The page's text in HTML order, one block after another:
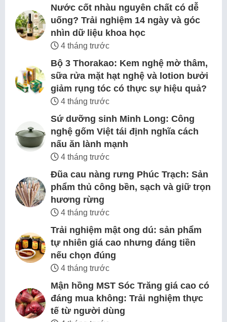
Nước cốt nhàu nguyên chất có dễ
uống? Trải nghiệm 14 ngày và góc
nhìn dữ liệu khoa học
4 tháng trước
Bộ 3 Thorakao: Kem nghệ mờ thâm,
sữa rửa mặt hạt nghệ và lotion bưởi
giảm rụng tóc có thực sự hiệu quả?
4 tháng trước
Sứ dưỡng sinh Minh Long: Công
nghệ gốm Việt tái định nghĩa cách
nấu ăn lành mạnh
4 tháng trước
Đũa cau nàng rưng Phúc Trạch: Sản
phẩm thủ công bền, sạch và giữ trọn
hương rừng
4 tháng trước
Trải nghiệm mật ong dú: sản phẩm
tự nhiên giá cao nhưng đáng tiền
nếu chọn đúng
4 tháng trước
Mận hồng MST Sóc Trăng giá cao có
đáng mua không: Trải nghiệm thực
tế từ người dùng